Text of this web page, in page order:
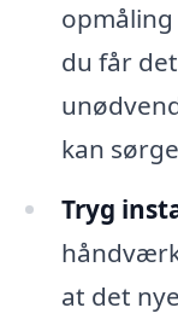
du får
kan
Tryg
at det